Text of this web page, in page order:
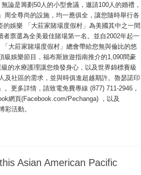
論是籌劃50人的小型會議，邀請100人的婚禮，
周全尊尚的設施，均一應俱全，讓您隨時舉行各
娛樂 「大莊家賭場度假村」為美國其中之一間
票選為全美最佳賭場第一名。並自2002年起一
大莊家賭場度假村」總會帶給您無與倫比的悠
級娛樂節目，福布斯旅遊指南推介的1,090間豪
的水療護理讓您煥發身心，以及世界錦標賽級
及社區的需求，並與時俱進超越期許。魯瑟諾印
更多詳情，請致電免費專線 (877) 711-2946，
網頁(Facebook.com/Pechanga) ，以及
彩活動。
Asian American Pacific